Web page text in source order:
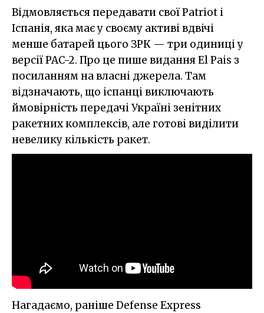
Відмовляється передавати свої Patriot і
Іспанія, яка має у своєму активі вдвічі
менше батарей цього ЗРК — три одиниці у
версії PAC-2. Про це пише видання El Pais з
посиланням на власні джерела. Там
відзначають, що іспанці виключають
ймовірність передачі Україні зенітних
ракетних комплексів, але готові виділити
невелику кількість ракет.
Нагадаємо, раніше Defense Express